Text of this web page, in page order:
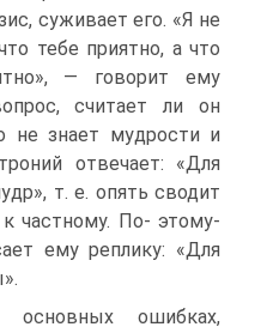
суживает его. «Я не
тебе приятно, а что
— говорит ему
считает ли он
не знает мудрости и
отвечает: «Для
т. е. опять сводит
частному. По- этому-
ему реплику: «Для
основных ошибках,